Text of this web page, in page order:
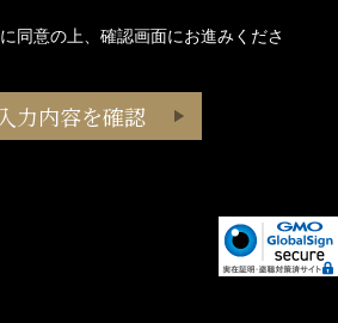
に同意の上、確認画面にお進みくださ